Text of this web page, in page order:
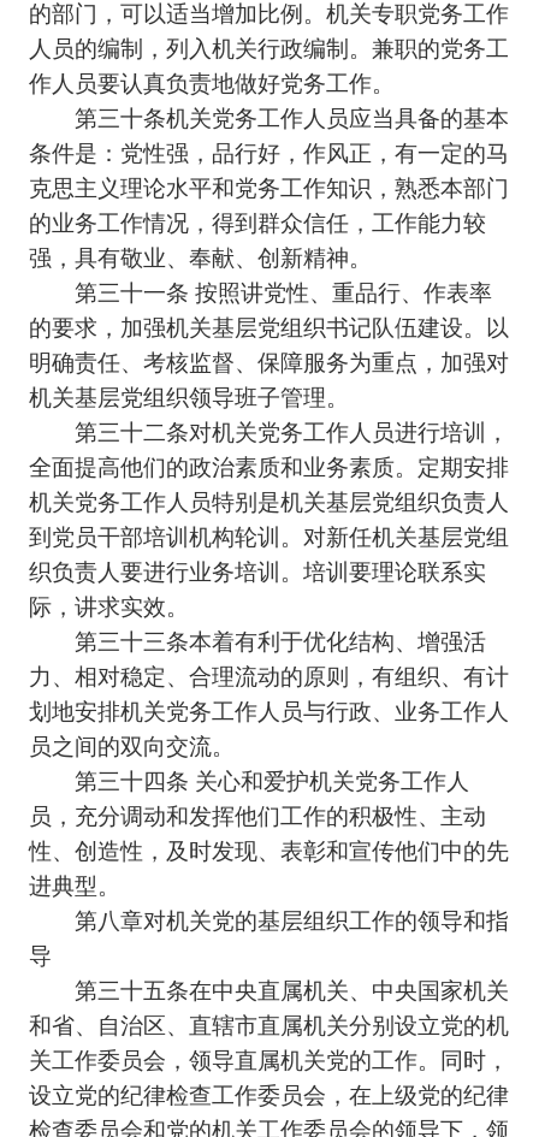
的部门，可以适当增加比例。机关专职党务工作
人员的编制，列入机关行政编制。兼职的党务工
作人员要认真负责地做好党务工作。
第三十条机关党务工作人员应当具备的基本
条件是：党性强，品行好，作风正，有一定的马
克思主义理论水平和党务工作知识，熟悉本部门
的业务工作情况，得到群众信任，工作能力较
强，具有敬业、奉献、创新精神。
第三十一条 按照讲党性、重品行、作表率
的要求，加强机关基层党组织书记队伍建设。以
明确责任、考核监督、保障服务为重点，加强对
机关基层党组织领导班子管理。
第三十二条对机关党务工作人员进行培训，
全面提高他们的政治素质和业务素质。定期安排
机关党务工作人员特别是机关基层党组织负责人
到党员干部培训机构轮训。对新任机关基层党组
织负责人要进行业务培训。培训要理论联系实
际，讲求实效。
第三十三条本着有利于优化结构、增强活
力、相对稳定、合理流动的原则，有组织、有计
划地安排机关党务工作人员与行政、业务工作人
员之间的双向交流。
第三十四条 关心和爱护机关党务工作人
员，充分调动和发挥他们工作的积极性、主动
性、创造性，及时发现、表彰和宣传他们中的先
进典型。
第八章对机关党的基层组织工作的领导和指
导
第三十五条在中央直属机关、中央国家机关
和省、自治区、直辖市直属机关分别设立党的机
关工作委员会，领导直属机关党的工作。同时，
设立党的纪律检查工作委员会，在上级党的纪律
检查委员会和党的机关工作委员会的领导下，领